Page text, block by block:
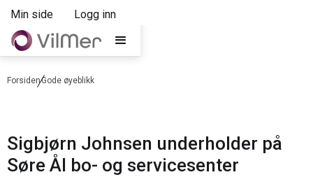
Min side Logg inn
ForsidenGode øyeblikk
Sigbjørn Johnsen underholder på
Søre Ål bo- og servicesenter